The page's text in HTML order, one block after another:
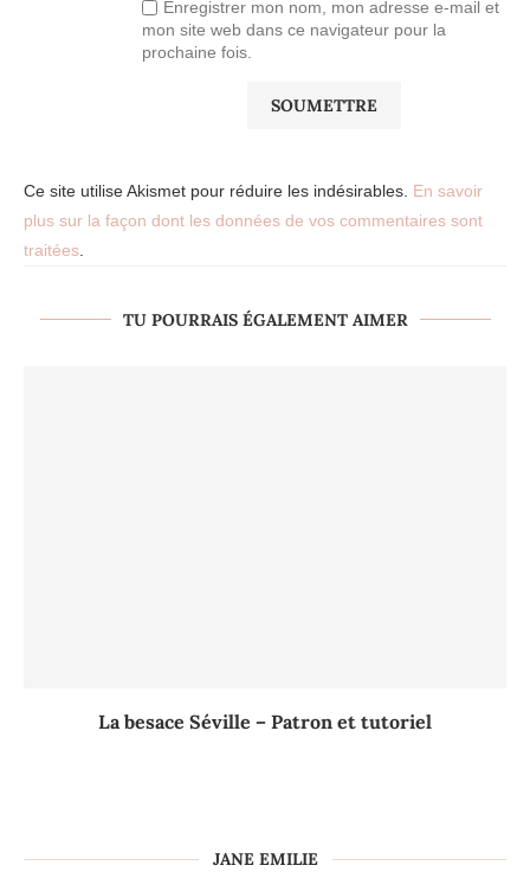
Enregistrer mon nom, mon adresse e-mail et
mon site web dans ce navigateur pour la
prochaine fois.
Ce site utilise Akismet pour réduire les indésirables. En savoir
plus sur la façon dont les données de vos commentaires sont
traitées.
TU POURRAIS ÉGALEMENT AIMER
La besace Séville – Patron et tutoriel
JANE EMILIE